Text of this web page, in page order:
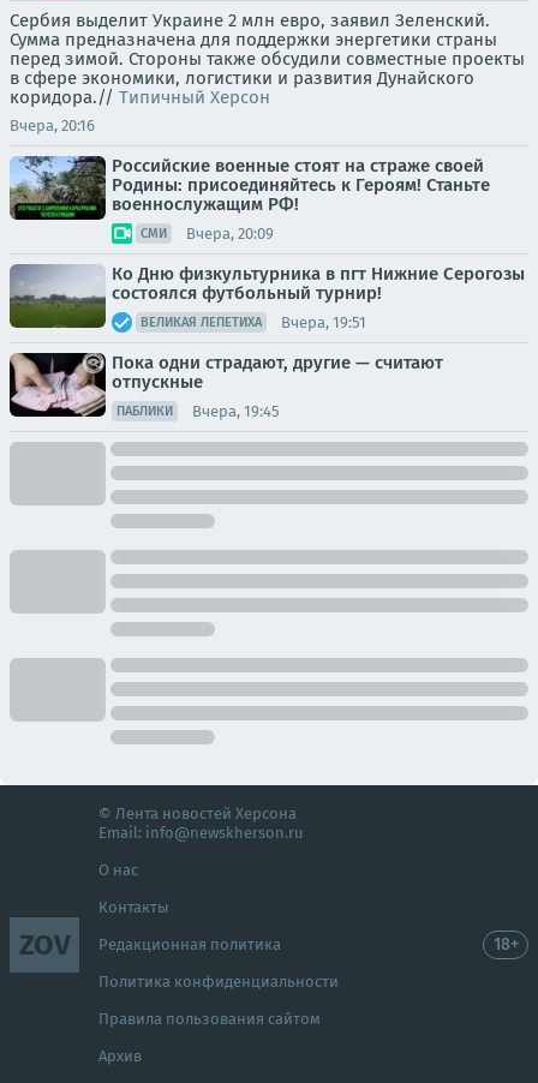
Сербия выделит Украине 2 млн евро, заявил Зеленский.
Сумма предназначена для поддержки энергетики страны
перед зимой. Стороны также обсудили совместные проекты
в сфере экономики, логистики и развития Дунайского
коридора.// Типичный Херсон
Вчера, 20:16
Российские военные стоят на страже своей
Родины: присоединяйтесь к Героям! Станьте
военнослужащим РФ!
СМИ Вчера, 20:09
Ко Дню физкультурника в пгт Нижние Серогозы
состоялся футбольный турнир!
ВЕЛИКАЯ ЛЕПЕТИХА Вчера, 19:51
Пока одни страдают, другие — считают
отпускные
ПАБЛИКИ Вчера, 19:45
ZOV
© Лента новостей Херсона
Email: info@newskherson.ru
О нас
Контакты
Редакционная политика
Политика конфиденциальности
Правила пользования сайтом
Архив
18+